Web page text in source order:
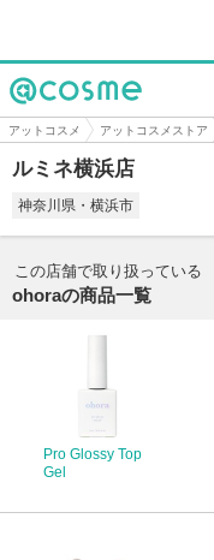
@cosme
アットコスメ アットコスメストア
ルミネ横浜店
神奈川県・横浜市
この店舗で取り扱っている
ohoraの商品一覧
Pro Glossy Top
Gel